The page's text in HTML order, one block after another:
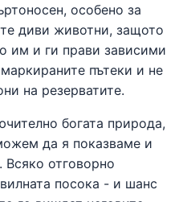
особено за
диви животни, защото
им и ги прави зависими
пътеки и не
на резерватите.
богата природа,
да я показваме и
Всяко отговорно
посока - и шанс